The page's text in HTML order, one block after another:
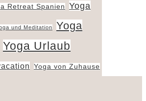
Retreat Spanien
Yoga
und Meditation
Yoga
Yoga Urlaub
Yoga von Zuhause